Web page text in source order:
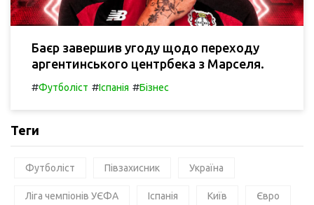
Баєр завершив угоду щодо переходу
аргентинського центрбека з Марселя.
#Футболіст #Іспанія #Бізнес
Теги
Футболіст Півзахисник Україна
Ліга чемпіонів УЄФА Іспанія Київ Євро